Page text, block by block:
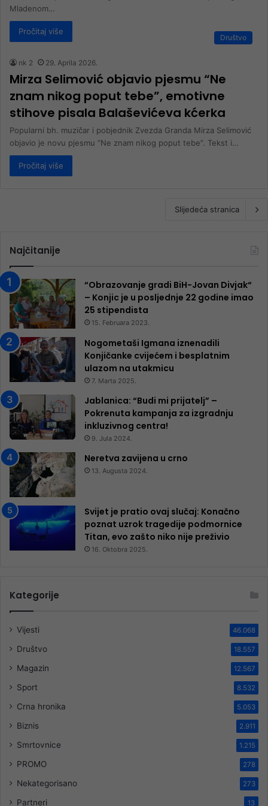
Mladenom…
Pročitaj više
Društvo
nk 2 29. Aprila 2026.
Mirza Selimović objavio pjesmu “Ne
znam nikog poput tebe”, emotivne
stihove pisala Balaševićeva kćerka
Popularni bh. muzičar i pobjednik Zvezda Granda Mirza Selimović
objavio je novu pjesmu “Ne znam nikog poput tebe”. Tekst i…
Pročitaj više
Slijedeća stranica
Najčitanije
“Obrazovanje gradi BiH-Jovan Divjak“
– Konjic je u posljednje 22 godine imao
25 ​​stipendista
15. Februara 2023.
Nogometaši Igmana iznenadili
Konjičanke cvijećem i besplatnim
ulazom na utakmicu
7. Marta 2025.
Jablanica: “Budi mi prijatelj” –
Pokrenuta kampanja za izgradnju
inkluzivnog centra!
9. Jula 2024.
Neretva zavijena u crno
13. Augusta 2024.
Svijet je pratio ovaj slučaj: Konačno
poznat uzrok tragedije podmornice
Titan, evo zašto niko nije preživio
16. Oktobra 2025.
Kategorije
Vijesti 46.068
Društvo 18.557
Magazin 12.567
Sport 8.532
Crna hronika 5.053
Biznis 2.911
Smrtovnice 1.215
PROMO 278
Nekategorisano 273
Partneri 13